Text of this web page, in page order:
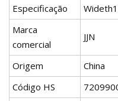
Especificação
Marca
comercial
JJN
Origem
China
Código HS